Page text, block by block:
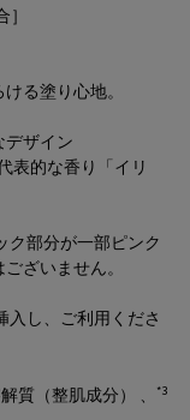
る塗り心地。
デザイン
表的な香り「イリ
部分が一部ピンク
ざいません。
し、ご利用くださ
質（整肌成分） 、 *3